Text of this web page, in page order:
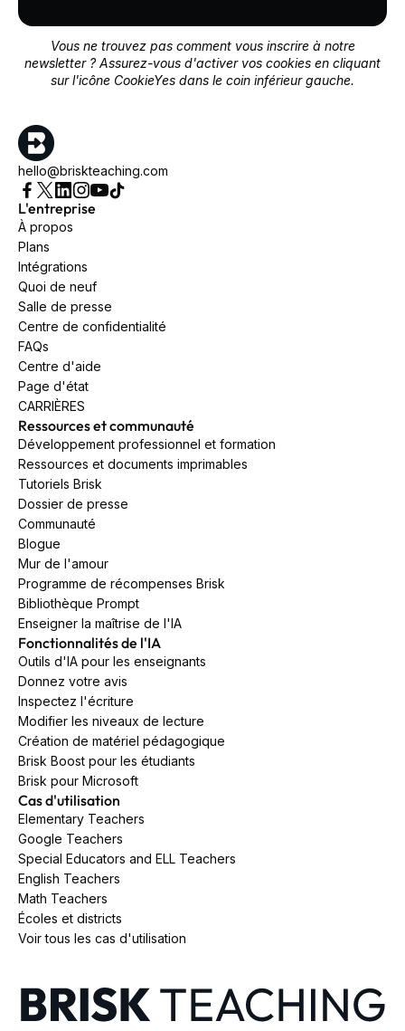
Vous ne trouvez pas comment vous inscrire à notre
newsletter ? Assurez-vous d'activer vos cookies en cliquant
sur l'icône CookieYes dans le coin inférieur gauche.
hello@briskteaching.com
L'entreprise
À propos
Plans
Intégrations
Quoi de neuf
Salle de presse
Centre de confidentialité
FAQs
Centre d'aide
Page d'état
CARRIÈRES
Ressources et communauté
Développement professionnel et formation
Ressources et documents imprimables
Tutoriels Brisk
Dossier de presse
Communauté
Blogue
Mur de l'amour
Programme de récompenses Brisk
Bibliothèque Prompt
Enseigner la maîtrise de l'IA
Fonctionnalités de l'IA
Outils d'IA pour les enseignants
Donnez votre avis
Inspectez l'écriture
Modifier les niveaux de lecture
Création de matériel pédagogique
Brisk Boost pour les étudiants
Brisk pour Microsoft
Cas d'utilisation
Elementary Teachers
Google Teachers
Special Educators and ELL Teachers
English Teachers
Math Teachers
Écoles et districts
Voir tous les cas d'utilisation